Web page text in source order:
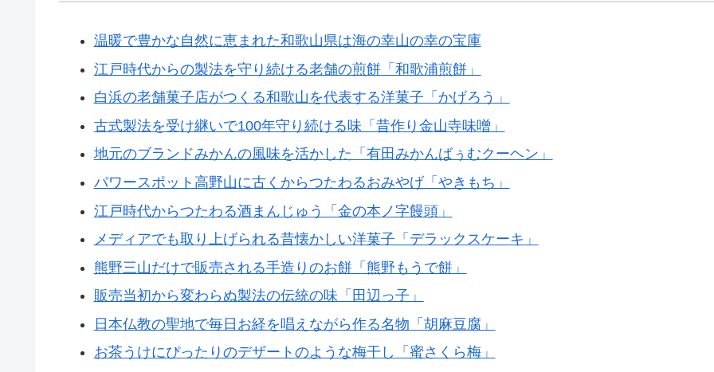
温暖で豊かな自然に恵まれた和歌山県は海の幸山の幸の宝庫
江戸時代からの製法を守り続ける老舗の煎餅「和歌浦煎餅」
白浜の老舗菓子店がつくる和歌山を代表する洋菓子「かげろう」
古式製法を受け継いで100年守り続ける味「昔作り金山寺味噌」
地元のブランドみかんの風味を活かした「有田みかんばぅむクーヘン」
パワースポット高野山に古くからつたわるおみやげ「やきもち」
江戸時代からつたわる酒まんじゅう「金の本ノ字饅頭」
メディアでも取り上げられる昔懐かしい洋菓子「デラックスケーキ」
熊野三山だけで販売される手造りのお餅「熊野もうで餅」
販売当初から変わらぬ製法の伝統の味「田辺っ子」
日本仏教の聖地で毎日お経を唱えながら作る名物「胡麻豆腐」
お茶うけにぴったりのデザートのような梅干し「蜜さくら梅」